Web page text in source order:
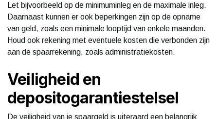
Let bijvoorbeeld op de minimuminleg en de maximale inleg.
Daarnaast kunnen er ook beperkingen zijn op de opname
van geld, zoals een minimale looptijd van enkele maanden.
Houd ook rekening met eventuele kosten die verbonden zijn
aan de spaarrekening, zoals administratiekosten.
Veiligheid en
depositogarantiestelsel
De veiligheid van je spaargeld is uiteraard een belangrijk